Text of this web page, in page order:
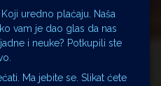
uredno plaćaju. Naša
vam je dao glas da nas
i neuke? Potkupili ste
Ma jebite se. Slikat ćete